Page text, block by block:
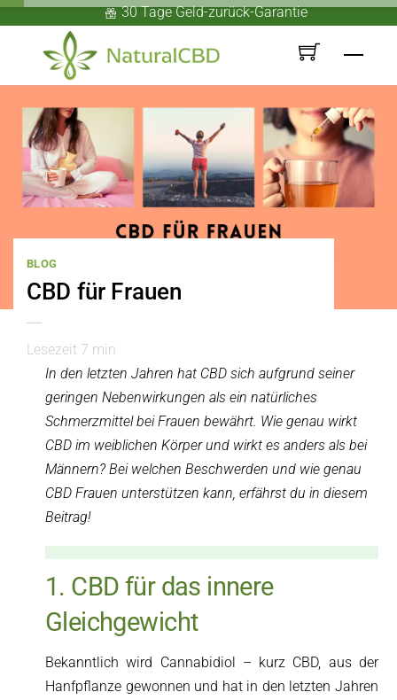
Skip
content
30 Tage Geld-zurück-Garantie
Menu
BLOG
CBD für Frauen
Lesezeit 7 min
In den letzten Jahren hat CBD sich aufgrund seiner
geringen Nebenwirkungen als ein natürliches
Schmerzmittel bei Frauen bewährt. Wie genau wirkt
CBD im weiblichen Körper und wirkt es anders als bei
Männern? Bei welchen Beschwerden und wie genau
CBD Frauen unterstützen kann, erfährst du in diesem
Beitrag!
1. CBD für das innere
Gleichgewicht
Bekanntlich wird Cannabidiol – kurz CBD, aus der
Hanfpflanze gewonnen und hat in den letzten Jahren